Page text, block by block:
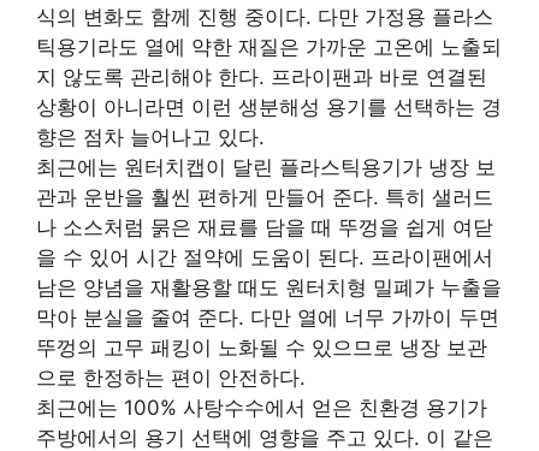
식의 변화도 함께 진행 중이다. 다만 가정용 플라스
틱용기라도 열에 약한 재질은 가까운 고온에 노출되
지 않도록 관리해야 한다. 프라이팬과 바로 연결된
상황이 아니라면 이런 생분해성 용기를 선택하는 경
향은 점차 늘어나고 있다.
최근에는 원터치캡이 달린 플라스틱용기가 냉장 보
관과 운반을 훨씬 편하게 만들어 준다. 특히 샐러드
나 소스처럼 묽은 재료를 담을 때 뚜껑을 쉽게 여닫
을 수 있어 시간 절약에 도움이 된다. 프라이팬에서
남은 양념을 재활용할 때도 원터치형 밀폐가 누출을
막아 분실을 줄여 준다. 다만 열에 너무 가까이 두면
뚜껑의 고무 패킹이 노화될 수 있으므로 냉장 보관
으로 한정하는 편이 안전하다.
최근에는 100% 사탕수수에서 얻은 친환경 용기가
주방에서의 용기 선택에 영향을 주고 있다. 이 같은